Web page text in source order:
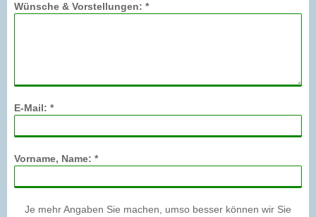
Wünsche & Vorstellungen: *
E-Mail: *
Vorname, Name: *
Je mehr Angaben Sie machen, umso besser können wir Sie